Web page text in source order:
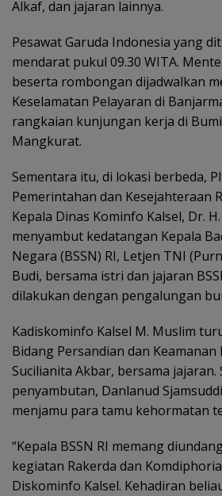
Alkaf, dan jajaran lainnya.
Pesawat Garuda Indonesia yang
mendarat pukul 09.30 WITA.
beserta rombongan dijadwalkan
Keselamatan Pelayaran di
rangkaian kunjungan kerja di
Mangkurat.
Sementara itu, di lokasi berbeda,
Pemerintahan dan Kesejahteraan
Kepala Dinas Kominfo Kalsel, Dr.
menyambut kedatangan Kepala
Negara (BSSN) RI, Letjen TNI
Budi, bersama istri dan jajaran
dilakukan dengan pengalungan
Kadiskominfo Kalsel M. Muslim
Bidang Persandian dan
Sucilianita Akbar, bersama jajaran.
penyambutan, Danlanud
menjamu para tamu kehormatan
“Kepala BSSN RI memang
kegiatan Rakerda dan
Diskominfo Kalsel. Kehadiran